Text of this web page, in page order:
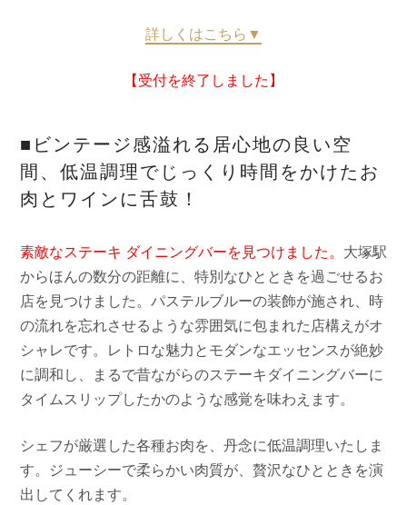
詳しくはこちら▼
【受付を終了しました】
■ビンテージ感溢れる居心地の良い空
間、低温調理でじっくり時間をかけたお
肉とワインに舌鼓！
素敵なステーキ ダイニングバーを見つけました。 大塚駅
からほんの数分の距離に、特別なひとときを過ごせるお
店を見つけました。パステルブルーの装飾が施され、時
の流れを忘れさせるような雰囲気に包まれた店構えがオ
シャレです。レトロな魅力とモダンなエッセンスが絶妙
に調和し、まるで昔ながらのステーキダイニングバーに
タイムスリップしたかのような感覚を味わえます。
シェフが厳選した各種お肉を、丹念に低温調理いたしま
す。ジューシーで柔らかい肉質が、贅沢なひとときを演
出してくれます。